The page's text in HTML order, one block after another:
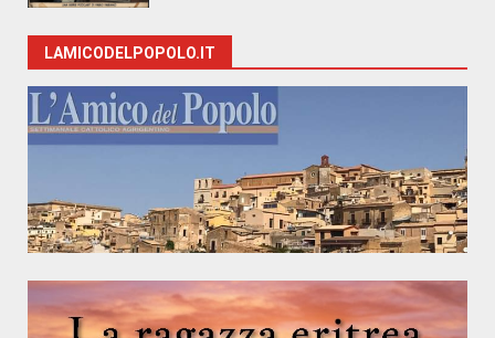
LAMICODELPOPOLO.IT